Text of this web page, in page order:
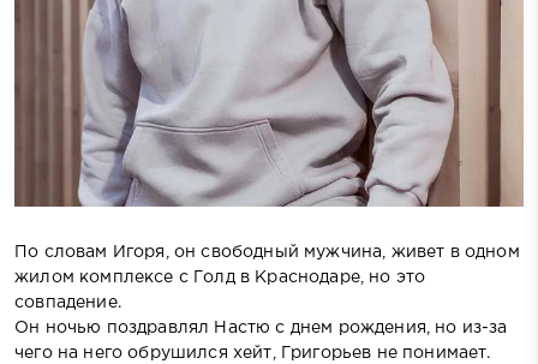
По словам Игоря, он свободный мужчина, живет в одном
жилом комплексе с Голд в Краснодаре, но это
совпадение.
Он ночью поздравлял Настю с днем рождения, но из-за
чего на него обрушился хейт, Григорьев не понимает.